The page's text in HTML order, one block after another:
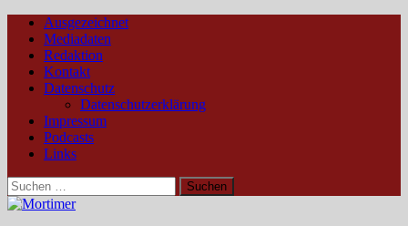
Ausgezeichnet
Mediadaten
Redaktion
Kontakt
Datenschutz
Datenschutzerklärung
Impressum
Podcasts
Links
Suchen
nach: